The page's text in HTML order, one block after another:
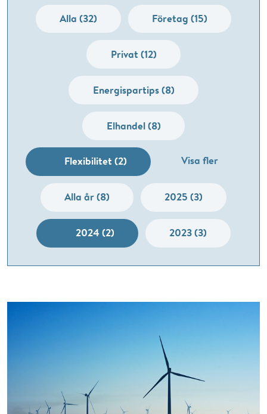
Alla (32) Företag (15)
Privat (12)
Energispartips (8)
Elhandel (8)
Flexibilitet (2) Visa fler
Alla år (8) 2025 (3)
2024 (2) 2023 (3)